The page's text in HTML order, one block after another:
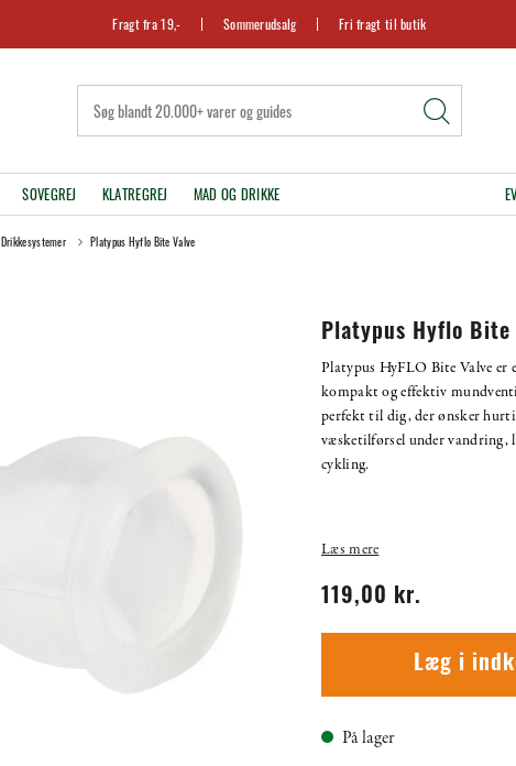
Fragt fra 19,- Sommerudsalg Fri fragt til butik
SOVEGREJ KLATREGREJ MAD OG DRIKKE
Drikkesystemer Platypus Hyflo Bite Valve
Platypus Hyflo Bite
Platypus HyFLO Bite Valve er
kompakt og effektiv
perfekt til dig, der ønsker
væsketilførsel under vandring,
cykling.
Læs mere
119,00 kr.
Læg i
På lager